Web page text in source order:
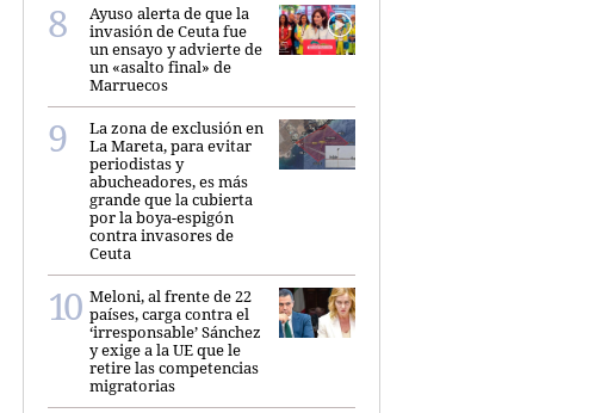
Ayuso alerta de que la
invasión de Ceuta fue
un ensayo y advierte de
un «asalto final» de
Marruecos
La zona de exclusión en
La Mareta, para evitar
periodistas y
abucheadores, es más
grande que la cubierta
por la boya-espigón
contra invasores de
Ceuta
Meloni, al frente de 22
países, carga contra el
‘irresponsable’ Sánchez
y exige a la UE que le
retire las competencias
migratorias